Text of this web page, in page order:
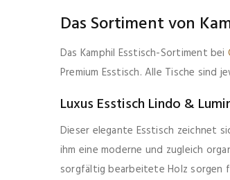
Das Sortiment von
Das Kamphil Esstisch-Sortiment bei
Premium Esstisch. Alle Tische
Luxus Esstisch Lindo &
Dieser elegante Esstisch zeichnet
ihm eine moderne und zugleich
sorgfältig bearbeitete Holz sorgen